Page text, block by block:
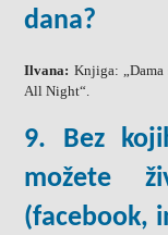
dana?
Ilvana: Knjiga:
All Night“.
9. Bez
možete
(facebook,